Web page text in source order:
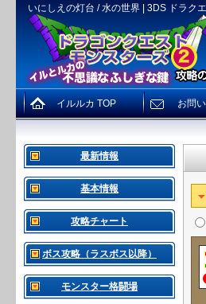
いにしえの灯台 / 水の世界 | 3DS ドラク
最新情報
基本情報
攻略チャート
ボス攻略（ラスボス以降）
モンスター格闘場
イルルカ TOP お問